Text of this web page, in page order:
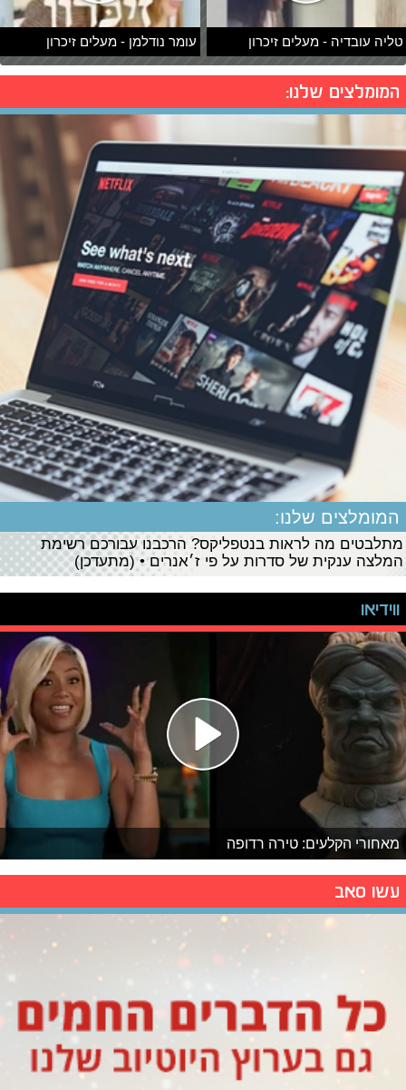
טליה עובדיה - מעלים זיכרון עומר נודלמן - מעלים זיכרון
המומלצים שלנו:
המומלצים שלנו:
מתלבטים מה לראות בנטפליקס? הרכבנו עבורכם רשימת
המלצה ענקית של סדרות על פי ז׳אנרים • (מתעדכן)
ווידיאו
מאחורי הקלעים: טירה רדופה
עשו סאב